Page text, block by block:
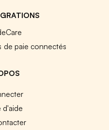
de paie connectés
d'aide